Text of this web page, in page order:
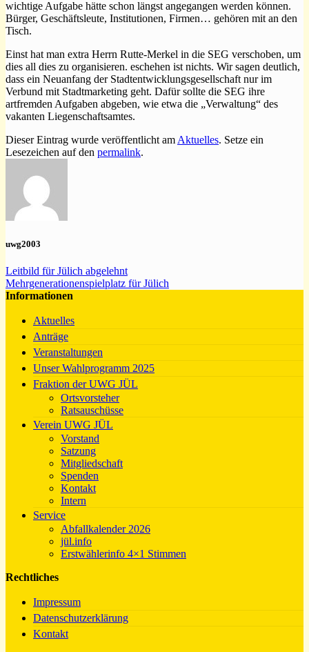
wichtige Aufgabe hätte schon längst angegangen werden können.
Bürger, Geschäftsleute, Institutionen, Firmen… gehören mit an den
Tisch.
Einst hat man extra Herrn Rutte-Merkel in die SEG verschoben, um
dies all dies zu organisieren. eschehen ist nichts. Wir sagen deutlich,
dass ein Neuanfang der Stadtentwicklungsgesellschaft nur im
Verbund mit Stadtmarketing geht. Dafür sollte die SEG ihre
artfremden Aufgaben abgeben, wie etwa die „Verwaltung“ des
vakanten Liegenschaftsamtes.
Dieser Eintrag wurde veröffentlicht am Aktuelles. Setze ein
Lesezeichen auf den permalink.
uwg2003
Leitbild für Jülich abgelehnt
Mehrgenerationenspielplatz für Jülich
Informationen
Aktuelles
Anträge
Veranstaltungen
Unser Wahlprogramm 2025
Fraktion der UWG JÜL
Ortsvorsteher
Ratsauschüsse
Verein UWG JÜL
Vorstand
Satzung
Mitgliedschaft
Spenden
Kontakt
Intern
Service
Abfallkalender 2026
jül.info
Erstwählerinfo 4×1 Stimmen
Rechtliches
Impressum
Datenschutzerklärung
Kontakt